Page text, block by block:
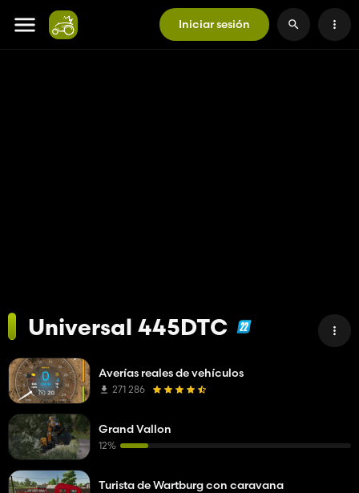
Iniciar sesión
Universal 445DTC
Averías reales de vehículos
271 286
Grand Vallon
12%
Turista de Wartburg con caravana